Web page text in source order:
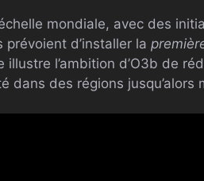
mondiale, avec des
prévoient d’installer la
illustre l’ambition d’O3b de
dans des régions jusqu’alors